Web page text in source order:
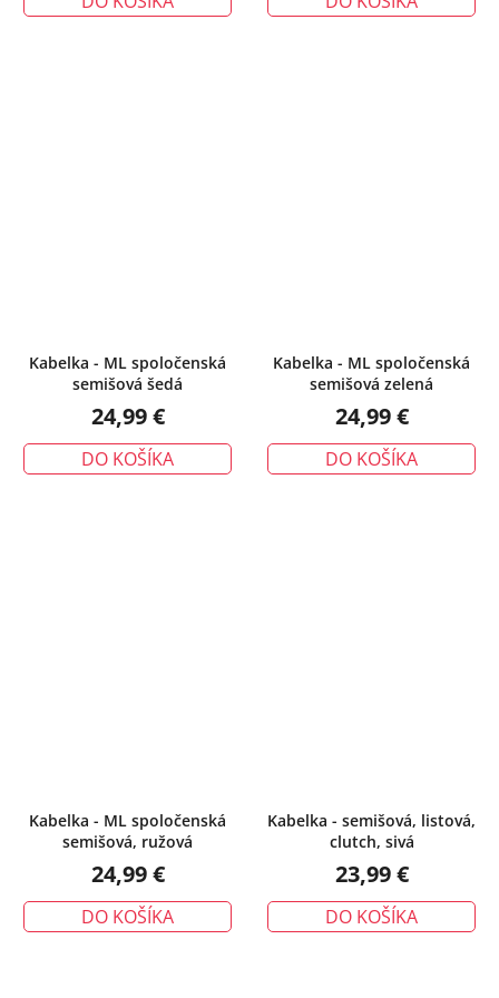
Kabelka - ML spoločenská
semišová šedá
24,99 €
DO KOŠÍKA
Kabelka - ML spoločenská
semišová zelená
24,99 €
DO KOŠÍKA
Kabelka - ML spoločenská
semišová, ružová
24,99 €
DO KOŠÍKA
Kabelka - semišová, listová,
clutch, sivá
23,99 €
DO KOŠÍKA